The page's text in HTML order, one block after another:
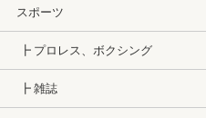
スポーツ
┣ プロレス、ボクシング
┣ 雑誌